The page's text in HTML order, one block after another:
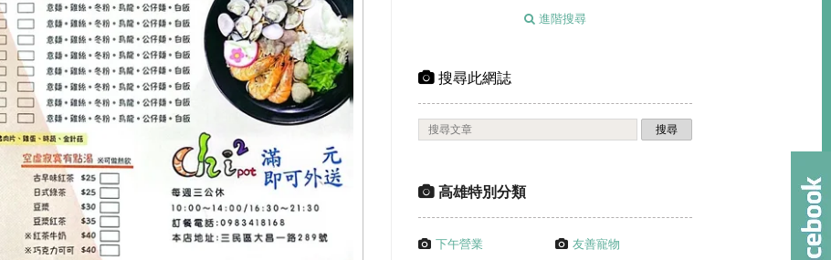
進階搜尋
搜尋此網誌
高雄特別分類
下午營業
友善寵物